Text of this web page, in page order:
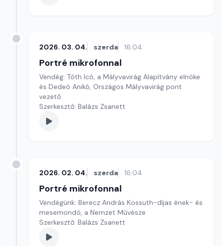
2026. 03. 04. szerda 16:04
Portré mikrofonnal
Vendég: Tóth Icó, a Mályvavirág Alapítvány elnöke
és Dedeó Anikó, Országos Mályvavirág pont
vezető
Szerkesztő: Balázs Zsanett
2026. 02. 04. szerda 16:04
Portré mikrofonnal
Vendégünk: Berecz András Kossuth-díjas ének- és
mesemondó, a Nemzet Művésze
Szerkesztő: Balázs Zsanett